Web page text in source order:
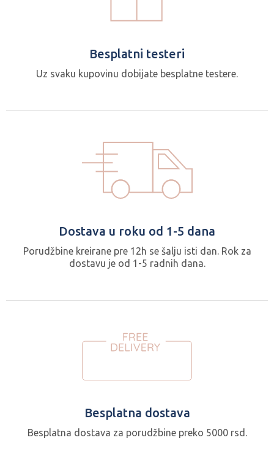
Besplatni testeri
Uz svaku kupovinu dobijate besplatne testere.
Dostava u roku od 1-5 dana
Porudžbine kreirane pre 12h se šalju isti dan. Rok za
dostavu je od 1-5 radnih dana.
Besplatna dostava
Besplatna dostava za porudžbine preko 5000 rsd.